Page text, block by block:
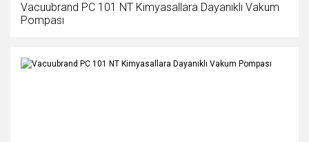
Vacuubrand PC 101 NT Kimyasallara Dayanıklı Vakum
Pompası